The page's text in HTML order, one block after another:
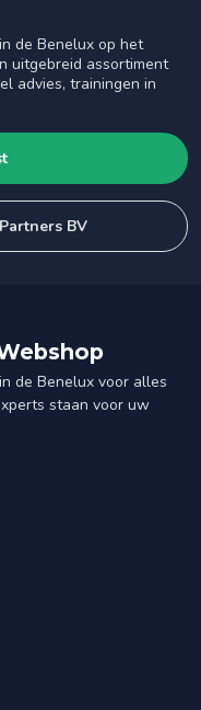
de Benelux op het
uitgebreid assortiment
advies, trainingen in
BV
de Benelux voor alles
staan voor uw